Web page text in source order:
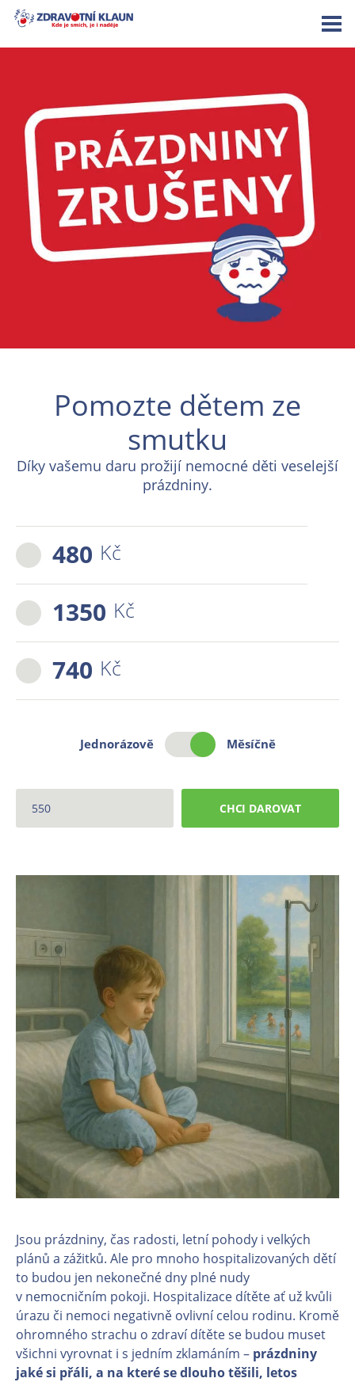
Pomozte dětem ze
smutku
Díky vašemu daru prožijí nemocné děti veselejší
prázdniny.
480 Kč
1350 Kč
740 Kč
Jednorázově Měsíčně
CHCI DAROVAT
Jsou prázdniny, čas radosti, letní pohody i velkých
plánů a zážitků. Ale pro mnoho hospitalizovaných dětí
to budou jen nekonečné dny plné nudy
v nemocničním pokoji. Hospitalizace dítěte ať už kvůli
úrazu či nemoci negativně ovlivní celou rodinu. Kromě
ohromného strachu o zdraví dítěte se budou muset
všichni vyrovnat i s jedním zklamáním – prázdniny
jaké si přáli, a na které se dlouho těšili, letos